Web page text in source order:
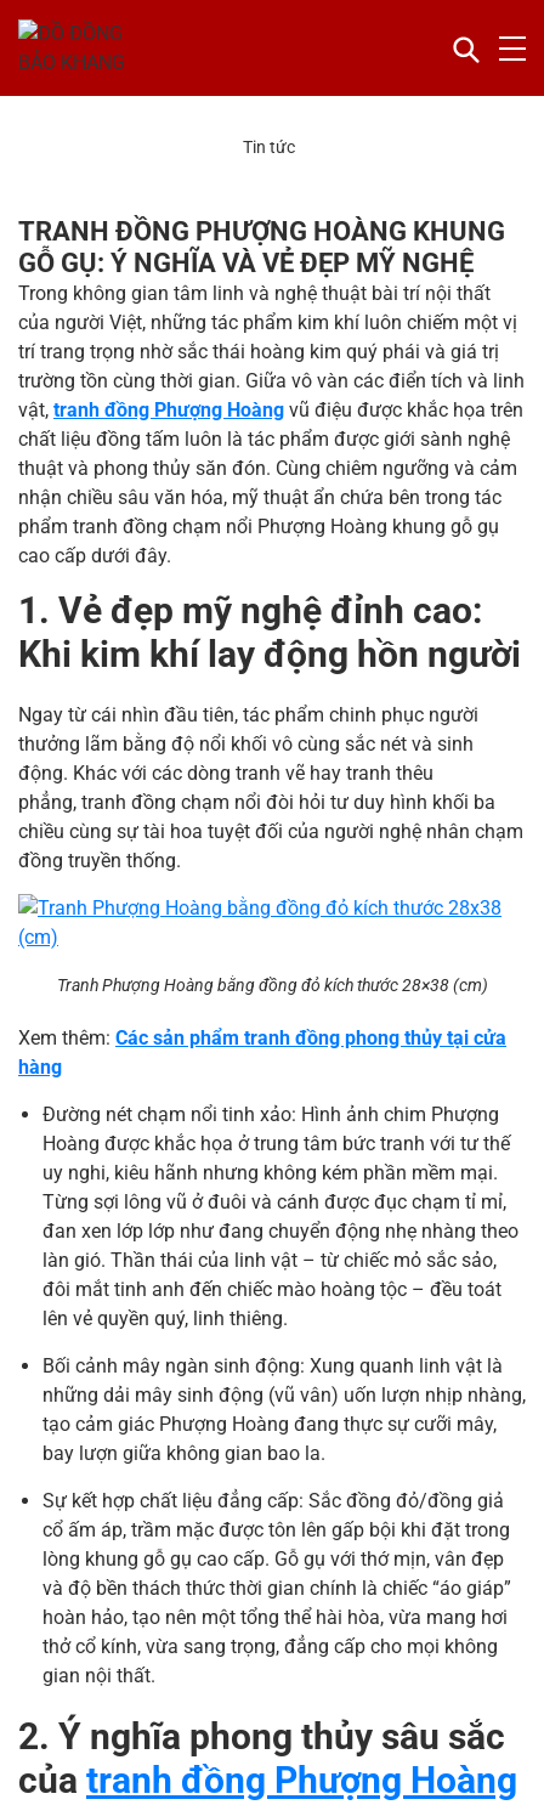
Tin tức
TRANH ĐỒNG PHƯỢNG HOÀNG KHUNG
GỖ GỤ: Ý NGHĨA VÀ VẺ ĐẸP MỸ NGHỆ
Trong không gian tâm linh và nghệ thuật bài trí nội thất
của người Việt, những tác phẩm kim khí luôn chiếm một vị
trí trang trọng nhờ sắc thái hoàng kim quý phái và giá trị
trường tồn cùng thời gian. Giữa vô vàn các điển tích và linh
vật, tranh đồng Phượng Hoàng vũ điệu được khắc họa trên
chất liệu đồng tấm luôn là tác phẩm được giới sành nghệ
thuật và phong thủy săn đón. Cùng chiêm ngưỡng và cảm
nhận chiều sâu văn hóa, mỹ thuật ẩn chứa bên trong tác
phẩm tranh đồng chạm nổi Phượng Hoàng khung gỗ gụ
cao cấp dưới đây.
1. Vẻ đẹp mỹ nghệ đỉnh cao:
Khi kim khí lay động hồn người
Ngay từ cái nhìn đầu tiên, tác phẩm chinh phục người
thưởng lãm bằng độ nổi khối vô cùng sắc nét và sinh
động. Khác với các dòng tranh vẽ hay tranh thêu
phẳng, tranh đồng chạm nổi đòi hỏi tư duy hình khối ba
chiều cùng sự tài hoa tuyệt đối của người nghệ nhân chạm
đồng truyền thống.
Tranh Phượng Hoàng bằng đồng đỏ kích thước 28×38 (cm)
Xem thêm: Các sản phẩm tranh đồng phong thủy tại cửa
hàng
Đường nét chạm nổi tinh xảo: Hình ảnh chim Phượng
Hoàng được khắc họa ở trung tâm bức tranh với tư thế
uy nghi, kiêu hãnh nhưng không kém phần mềm mại.
Từng sợi lông vũ ở đuôi và cánh được đục chạm tỉ mỉ,
đan xen lớp lớp như đang chuyển động nhẹ nhàng theo
làn gió. Thần thái của linh vật – từ chiếc mỏ sắc sảo,
đôi mắt tinh anh đến chiếc mào hoàng tộc – đều toát
lên vẻ quyền quý, linh thiêng.
Bối cảnh mây ngàn sinh động: Xung quanh linh vật là
những dải mây sinh động (vũ vân) uốn lượn nhịp nhàng,
tạo cảm giác Phượng Hoàng đang thực sự cưỡi mây,
bay lượn giữa không gian bao la.
Sự kết hợp chất liệu đẳng cấp: Sắc đồng đỏ/đồng giả
cổ ấm áp, trầm mặc được tôn lên gấp bội khi đặt trong
lòng khung gỗ gụ cao cấp. Gỗ gụ với thớ mịn, vân đẹp
và độ bền thách thức thời gian chính là chiếc “áo giáp”
hoàn hảo, tạo nên một tổng thể hài hòa, vừa mang hơi
thở cổ kính, vừa sang trọng, đẳng cấp cho mọi không
gian nội thất.
2. Ý nghĩa phong thủy sâu sắc
của tranh đồng Phượng Hoàng